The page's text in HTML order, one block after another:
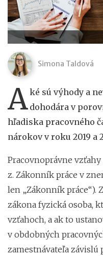
Simona Taldová
Aké sú výhody a
dohodára v
hľadiska pracovného
nárokov v roku 2019 a
Pracovnoprávne vzťahy
z. Zákonník práce v
len „Zákonník práce“).
zákona fyzická osoba,
vzťahoch, a ak to
v obdobných
zamestnávateľa závislú